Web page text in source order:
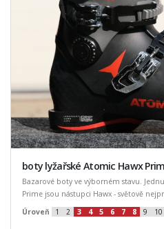
boty lyžařské Atomic Hawx
Bazarové boty ve výborném stavu.
Prime jsou nástupci Hawx - světově
Úroveň
1 2 3 4 5 6 7 8 9 10